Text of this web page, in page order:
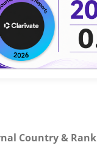
Country & Rank